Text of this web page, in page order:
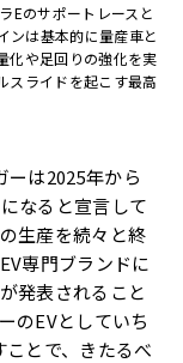
Eのサポートレースと
ンは基本的に量産車と
化や足回りの強化を実
スライドを起こす最高
ーは2025年から
なると宣言して
生産を続々と終
専門ブランドに
発表されること
のEVとしていち
とで、きたるべ